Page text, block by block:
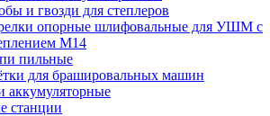
и гвозди для степлеров
опорные шлифовальные для УШМ с
М14
пильные
для брашировальных машин
аккумуляторные
станции